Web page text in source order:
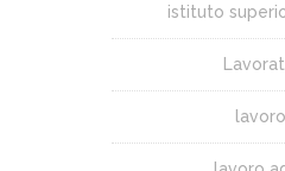
istituto
lavoro